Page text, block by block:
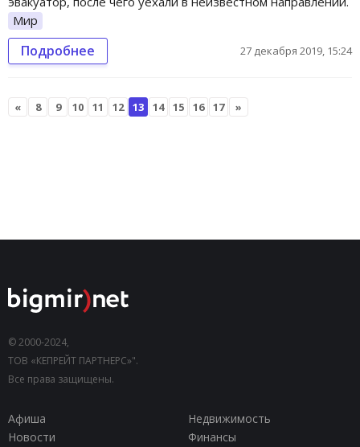
Мир
Подробнее 27 декабря 2019, 15:24
« 8 9 10 11 12 13 14 15 16 17 »
© 2000-2024,
ТОВ «КЕПРЕЙТ ПАРТНЕРС»".
Все права защищены.
Афиша
Недвижимость
Новости
Финансы